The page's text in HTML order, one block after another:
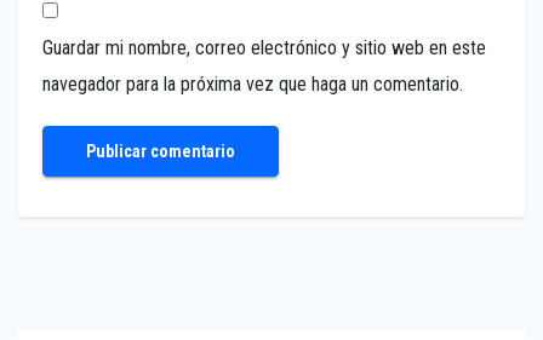
Guardar mi nombre, correo electrónico y sitio web en este
navegador para la próxima vez que haga un comentario.